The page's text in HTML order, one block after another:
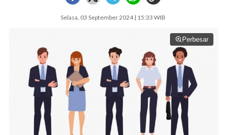
Selasa, 03 September 2024 | 15:33 WIB
Perbesar